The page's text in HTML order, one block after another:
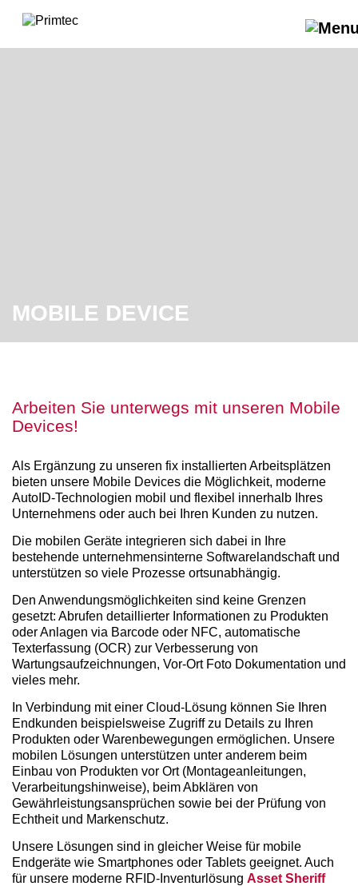
MOBILE DEVICE
Arbeiten Sie unterwegs mit unseren Mobile
Devices!
Als Ergänzung zu unseren fix installierten Arbeitsplätzen
bieten unsere Mobile Devices die Möglichkeit, moderne
AutoID-Technologien mobil und flexibel innerhalb Ihres
Unternehmens oder auch bei Ihren Kunden zu nutzen.
Die mobilen Geräte integrieren sich dabei in Ihre
bestehende unternehmensinterne Softwarelandschaft und
unterstützen so viele Prozesse ortsunabhängig.
Den Anwendungsmöglichkeiten sind keine Grenzen
gesetzt: Abrufen detaillierter Informationen zu Produkten
oder Anlagen via Barcode oder NFC, automatische
Texterfassung (OCR) zur Verbesserung von
Wartungsaufzeichnungen, Vor-Ort Foto Dokumentation und
vieles mehr.
In Verbindung mit einer Cloud-Lösung können Sie Ihren
Endkunden beispielsweise Zugriff zu Details zu Ihren
Produkten oder Warenbewegungen ermöglichen. Unsere
mobilen Lösungen unterstützen unter anderem beim
Einbau von Produkten vor Ort (Montageanleitungen,
Verarbeitungshinweise), beim Abklären von
Gewährleistungsansprüchen sowie bei der Prüfung von
Echtheit und Markenschutz.
Unsere Lösungen sind in gleicher Weise für mobile
Endgeräte wie Smartphones oder Tablets geeignet. Auch
für unsere moderne RFID-Inventurlösung Asset Sheriff